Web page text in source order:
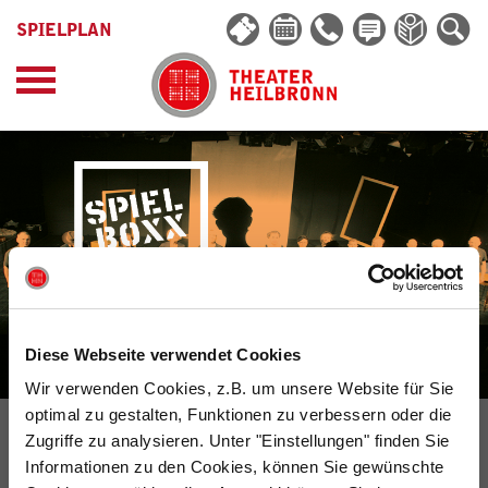
Diese Webseite verwendet Cookies
Wir verwenden Cookies, z.B. um unsere Website für Sie
optimal zu gestalten, Funktionen zu verbessern oder die
Zugriffe zu analysieren. Unter "Einstellungen" finden Sie
Informationen zu den Cookies, können Sie gewünschte
SPIELPLAN
SPIEL | BOXX